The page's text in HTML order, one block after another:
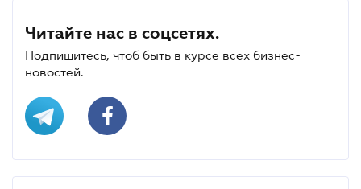
Читайте нас в соцсетях.
Подпишитесь, чтоб быть в курсе всех бизнес-
новостей.